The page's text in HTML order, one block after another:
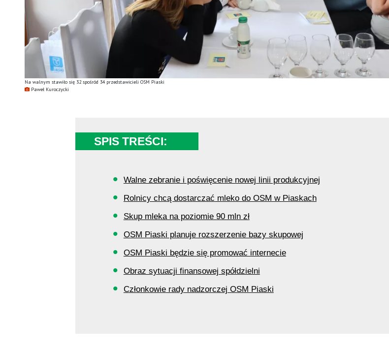
Na walnym stawiło się 32 spośród 34 przedstawicieli OSM Piaski
Paweł Kuroczycki
SPIS TREŚCI:
Walne zebranie i poświęcenie nowej linii produkcyjnej
Rolnicy chcą dostarczać mleko do OSM w Piaskach
Skup mleka na poziomie 90 mln zł
OSM Piaski planuje rozszerzenie bazy skupowej
OSM Piaski będzie się promować internecie
Obraz sytuacji finansowej spółdzielni
Członkowie rady nadzorczej OSM Piaski